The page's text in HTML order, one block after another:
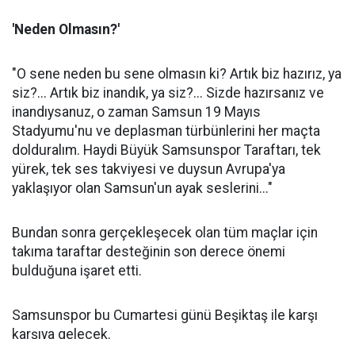
'Neden Olmasın?'
"O sene neden bu sene olmasın ki? Artık biz hazırız, ya
siz?... Artık biz inandık, ya siz?... Sizde hazırsanız ve
inandıysanuz, o zaman Samsun 19 Mayıs
Stadyumu'nu ve deplasman türbünlerini her maçta
dolduralım. Haydi Büyük Samsunspor Taraftarı, tek
yürek, tek ses takviyesi ve duysun Avrupa'ya
yaklaşıyor olan Samsun'un ayak seslerini..."
Bundan sonra gerçekleşecek olan tüm maçlar için
takıma taraftar desteğinin son derece önemi
bulduğuna işaret etti.
Samsunspor bu Cumartesi günü Beşiktaş ile karşı
karşıya gelecek.